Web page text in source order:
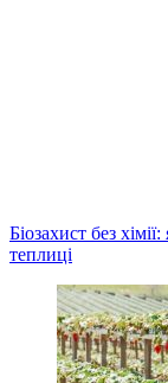
Біозахист без
теплиці